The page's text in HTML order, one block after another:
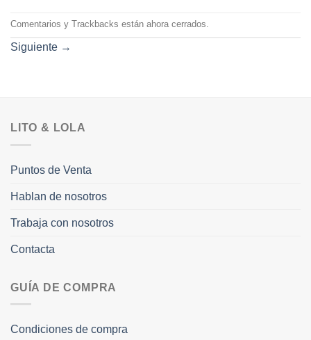
Comentarios y Trackbacks están ahora cerrados.
Siguiente →
LITO & LOLA
Puntos de Venta
Hablan de nosotros
Trabaja con nosotros
Contacta
GUÍA DE COMPRA
Condiciones de compra